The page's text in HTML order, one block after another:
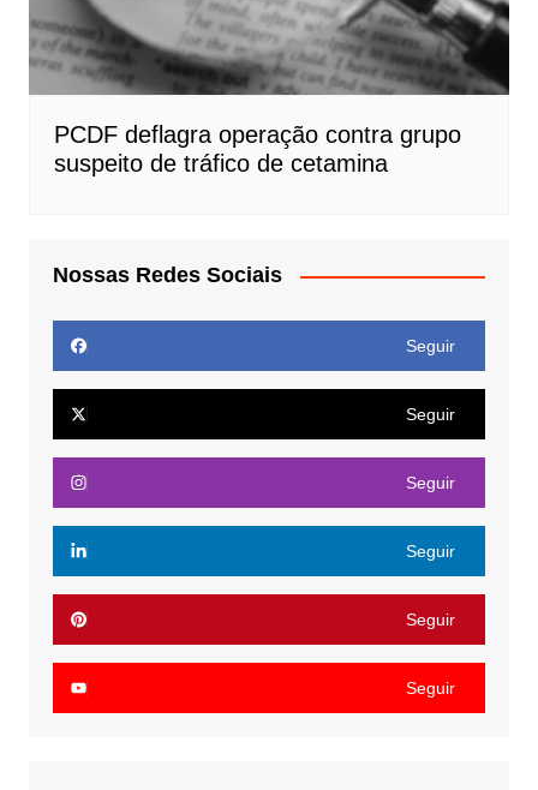
PCDF deflagra operação contra grupo
suspeito de tráfico de cetamina
Nossas Redes Sociais
Seguir
Seguir
Seguir
Seguir
Seguir
Seguir